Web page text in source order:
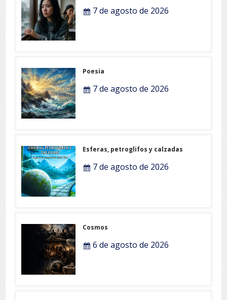
7 de agosto de 2026
Poesia
7 de agosto de 2026
Esferas, petroglifos y calzadas
7 de agosto de 2026
Cosmos
6 de agosto de 2026